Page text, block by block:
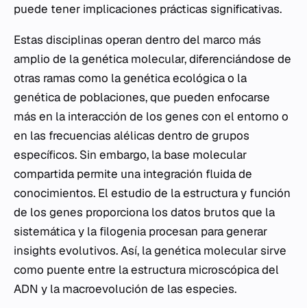
puede tener implicaciones prácticas significativas.
Estas disciplinas operan dentro del marco más
amplio de la genética molecular, diferenciándose de
otras ramas como la genética ecológica o la
genética de poblaciones, que pueden enfocarse
más en la interacción de los genes con el entorno o
en las frecuencias alélicas dentro de grupos
específicos. Sin embargo, la base molecular
compartida permite una integración fluida de
conocimientos. El estudio de la estructura y función
de los genes proporciona los datos brutos que la
sistemática y la filogenia procesan para generar
insights evolutivos. Así, la genética molecular sirve
como puente entre la estructura microscópica del
ADN y la macroevolución de las especies.